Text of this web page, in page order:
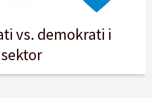
vs. demokrati i